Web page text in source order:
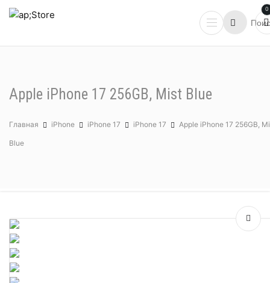
0
Apple iPhone 17 256GB, Mist Blue
Главная iPhone iPhone 17 iPhone 17 Apple iPhone 17 256GB,
Blue